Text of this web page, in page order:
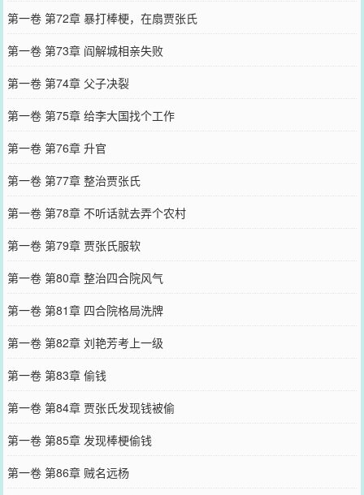
第一卷 第72章 暴打棒梗，在扇贾张氏
第一卷 第73章 阎解城相亲失败
第一卷 第74章 父子决裂
第一卷 第75章 给李大国找个工作
第一卷 第76章 升官
第一卷 第77章 整治贾张氏
第一卷 第78章 不听话就去弄个农村
第一卷 第79章 贾张氏服软
第一卷 第80章 整治四合院风气
第一卷 第81章 四合院格局洗牌
第一卷 第82章 刘艳芳考上一级
第一卷 第83章 偷钱
第一卷 第84章 贾张氏发现钱被偷
第一卷 第85章 发现棒梗偷钱
第一卷 第86章 贼名远杨